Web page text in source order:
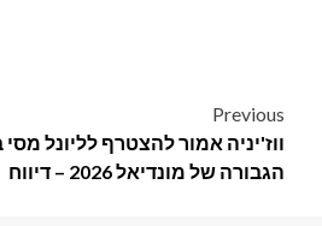
Previous
ווז'יניה אמור להצטרף לליונל
הגבורה של מונדיאל 2026 – דיווח